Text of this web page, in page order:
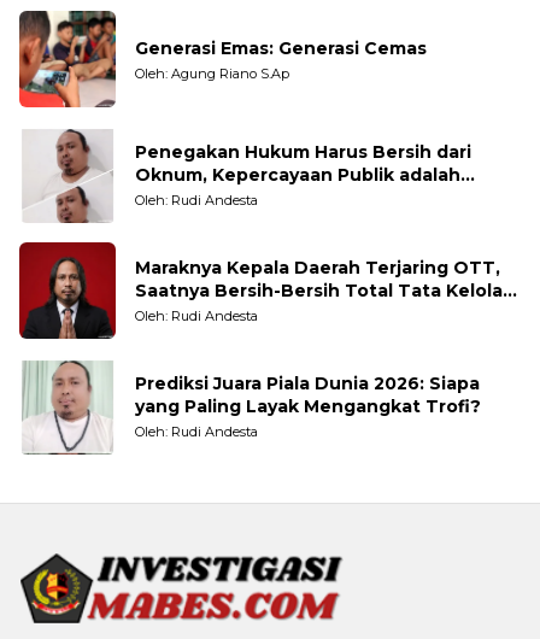
Generasi Emas: Generasi Cemas
Oleh: Agung Riano S.Ap
Penegakan Hukum Harus Bersih dari
Oknum, Kepercayaan Publik adalah
Taruhannya
Oleh: Rudi Andesta
Maraknya Kepala Daerah Terjaring OTT,
Saatnya Bersih-Bersih Total Tata Kelola
Pemerintahan
Oleh: Rudi Andesta
Prediksi Juara Piala Dunia 2026: Siapa
yang Paling Layak Mengangkat Trofi?
Oleh: Rudi Andesta